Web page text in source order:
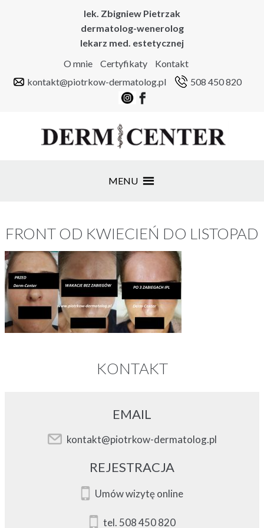
lek. Zbigniew Pietrzak
dermatolog-wenerolog
lekarz med. estetycznej
O mnie
Certyfikaty
Kontakt
kontakt@piotrkow-dermatolog.pl
508 450 820
MENU
FRONT OD KWIECIEŃ DO LISTOPAD
KONTAKT
EMAIL
kontakt@piotrkow-dermatolog.pl
REJESTRACJA
Umów wizytę online
tel. 508 450 820